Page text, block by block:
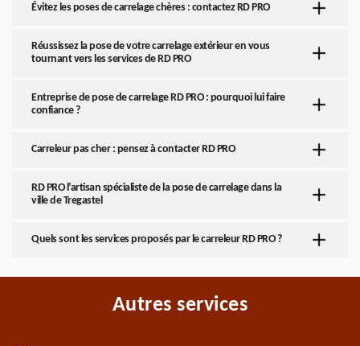
Évitez les poses de carrelage chères : contactez RD PRO
Réussissez la pose de votre carrelage extérieur en vous
tournant vers les services de RD PRO
Entreprise de pose de carrelage RD PRO : pourquoi lui faire
confiance ?
Carreleur pas cher : pensez à contacter RD PRO
RD PRO l’artisan spécialiste de la pose de carrelage dans la
ville de Tregastel
Quels sont les services proposés par le carreleur RD PRO ?
Autres services